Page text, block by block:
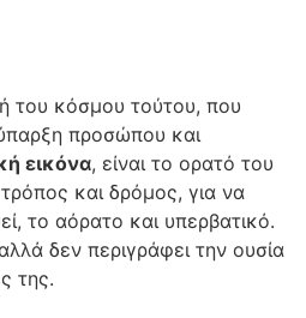
του κόσμου τούτου, που
προσώπου και
εικόνα, είναι το ορατό του
και δρόμος, για να
το αόρατο και υπερβατικό.
δεν περιγράφει την ουσία
της.